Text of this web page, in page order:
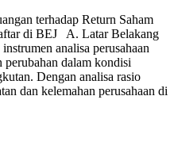
terhadap Return Saham
di BEJ A. Latar Belakang
analisa perusahaan
dalam kondisi
Dengan analisa rasio
dan kelemahan perusahaan di